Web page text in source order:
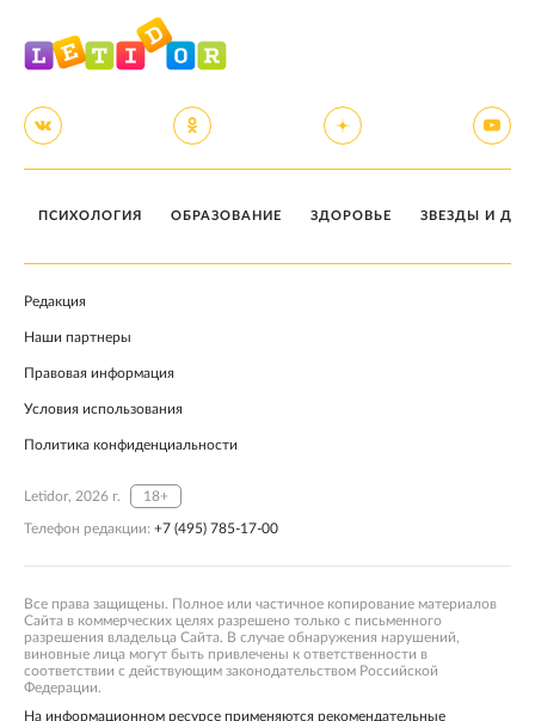
ПСИХОЛОГИЯ ОБРАЗОВАНИЕ ЗДОРОВЬЕ ЗВЕЗДЫ И
Редакция
Наши партнеры
Правовая информация
Условия использования
Политика конфиденциальности
Letidor, 2026 г. 18+
Телефон редакции: +7 (495) 785-17-00
Все права защищены. Полное или частичное копирование материалов
Сайта в коммерческих целях разрешено только с письменного
разрешения владельца Сайта. В случае обнаружения нарушений,
виновные лица могут быть привлечены к ответственности в
соответствии с действующим законодательством Российской
Федерации.
На информационном ресурсе применяются рекомендательные